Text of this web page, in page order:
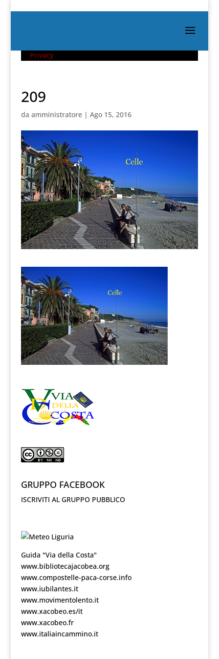
Privacy
209
da amministratore| Ago 15, 2016
GRUPPO FACEBOOK
ISCRIVITI AL GRUPPO PUBBLICO
Guida "Via della Costa"
www.bibliotecajacobea.org
www.compostelle-paca-corse.info
www.iubilantes.it
www.movimentolento.it
www.xacobeo.es/it
www.xacobeo.fr
www.italiaincammino.it